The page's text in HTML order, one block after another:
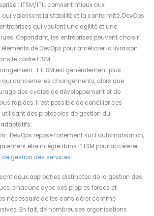
: ITSM/ITIL convient mieux aux
valorisent la stabilité et la conformité. DevOps
qui veulent une agilité et une
Cependant, les entreprises peuvent choisir
éléments de DevOps pour améliorer la livraison
le cadre ITSM.
: L’ITSM est généralement plus
qui concerne les changements, alors que
des cycles de développement et de
rapides. Il est possible de concilier ces
des protocoles de gestion du
: DevOps repose fortement sur l’automatisation,
être intégré dans l’ITSM pour accélérer
gestion des services.
sont deux approches distinctes de la gestion des
chacune avec ses propres forces et
nécessaire de les considérer comme
En fait, de nombreuses organisations